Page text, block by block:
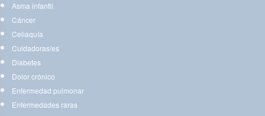
Asma infantil
Cáncer
Celiaquía
Cuidadoras/es
Diabetes
Dolor crónico
Enfermedad pulmonar
Enfermedades raras